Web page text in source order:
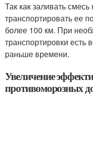
Так как заливать
транспортировать ее
более 100 км. При
транспортировки есть
раньше времени.
Увеличение
противоморозных